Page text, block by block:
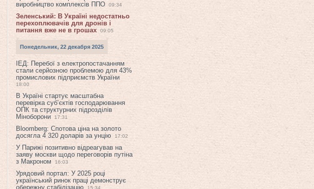
виробництво комплексів ППО
09:34
Зеленський: В Україні недостатньо
перехоплювачів для дронів і
питання вже не в грошах
09:05
Понедельник, 22 декабря 2025
ІЕД: Перебої з електропостачанням
стали серйозною проблемою для 43%
промислових підприємств України
18:00
В Україні стартує масштабна
перевірка суб’єктів господарювання
ОПК та структурних підрозділів
Міноборони
17:31
Bloomberg: Спотова ціна на золото
досягла 4 320 доларів за унцію
17:02
У Парижі позитивно відреагував на
заяву москви щодо переговорів путіна
з Макроном
16:03
Урядовий портал: У 2025 році
український ринок праці демонструє
обережну стабілізацію
15:34